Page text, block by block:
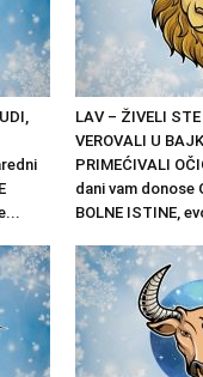
LAV – ŽIVELI
VEROVALI U
PRIMEĆIVALI
dani vam donose
BOLNE ISTINE,